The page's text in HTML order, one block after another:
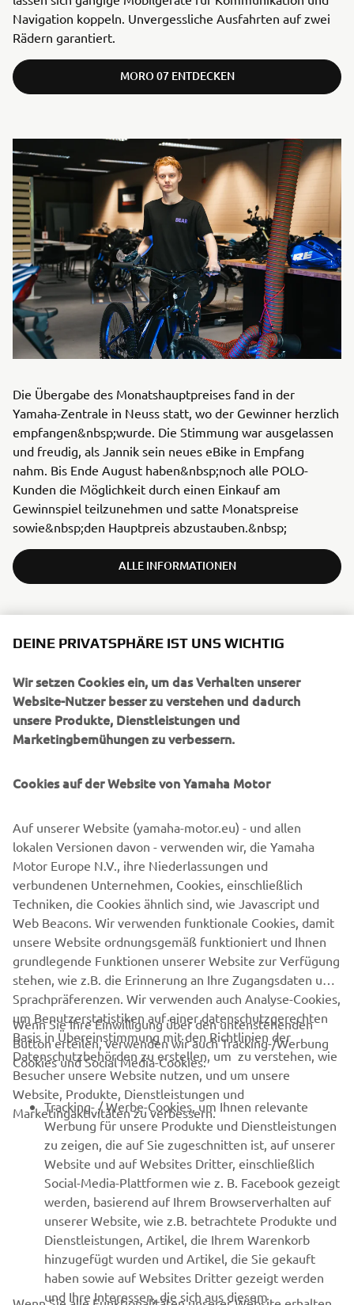
Navigation koppeln. Unvergessliche Ausfahrten auf zwei
Rädern garantiert.
MORO 07 ENTDECKEN
Die Übergabe des Monatshauptpreises fand in der
Yamaha-Zentrale in Neuss statt, wo der Gewinner herzlich
empfangen&nbsp;wurde. Die Stimmung war ausgelassen
und freudig, als Jannik sein neues eBike in Empfang
nahm. Bis Ende August haben&nbsp;noch alle POLO-
Kunden die Möglichkeit durch einen Einkauf am
Gewinnspiel teilzunehmen und satte Monatspreise
sowie&nbsp;den Hauptpreis abzustauben.&nbsp;
ALLE INFORMATIONEN
UNTERNEHMEN
B2B
MEHR VON YAMAHA
SUPPORT
NEWSLETTER
Erfahre als Erster von den neuesten Angeboten,
Sonderveranstaltungen, Neuerscheinungen und vielem mehr.
DEINE PRIVATSPHÄRE IST UNS WICHTIG
Wir setzen Cookies ein, um das Verhalten unserer
Website-Nutzer besser zu verstehen und dadurch
unsere Produkte, Dienstleistungen und
Marketingbemühungen zu verbessern.
Cookies auf der Website von Yamaha Motor
Auf unserer Website (yamaha-motor.eu) - und allen
lokalen Versionen davon - verwenden wir, die Yamaha
Motor Europe N.V., ihre Niederlassungen und
verbundenen Unternehmen, Cookies, einschließlich
Techniken, die Cookies ähnlich sind, wie Javascript und
Web Beacons. Wir verwenden funktionale Cookies, damit
unsere Website ordnungsgemäß funktioniert und Ihnen
grundlegende Funktionen unserer Website zur Verfügung
stehen, wie z.B. die Erinnerung an Ihre Zugangsdaten und
Sprachpräferenzen. Wir verwenden auch Analyse-Cookies,
um Benutzerstatistiken auf einer datenschutzgerechten
Basis in Übereinstimmung mit den Richtlinien der
Datenschutzbehörden zu erstellen, um zu verstehen, wie
Besucher unsere Website nutzen, und um unsere
Website, Produkte, Dienstleistungen und
Marketingaktivitäten zu verbessern.
Wenn Sie Ihre Einwilligung über den untenstehenden
Button erteilen, verwenden wir auch Tracking-/Werbung
Cookies und Social Media-Cookies:
Tracking- / Werbe-Cookies, um Ihnen relevante
Werbung für unsere Produkte und Dienstleistungen
zu zeigen, die auf Sie zugeschnitten ist, auf unserer
Website und auf Websites Dritter, einschließlich
Social-Media-Plattformen wie z. B. Facebook gezeigt
werden, basierend auf Ihrem Browserverhalten auf
unserer Website, wie z.B. betrachtete Produkte und
Dienstleistungen, Artikel, die Ihrem Warenkorb
hinzugefügt wurden und Artikel, die Sie gekauft
haben sowie auf Websites Dritter gezeigt werden
und Ihre Interessen, die sich aus diesem